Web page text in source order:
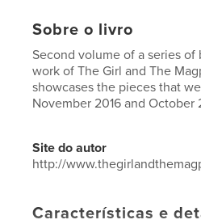
Sobre o livro
Second volume of a series
work of The Girl and The
showcases the pieces that
November 2016 and October
Site do autor
http://
Características e